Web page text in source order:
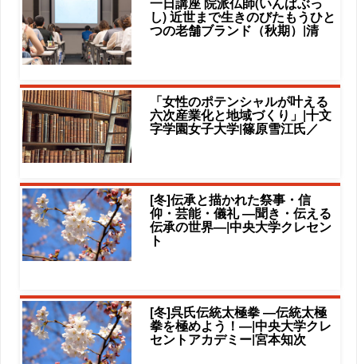
し) 近世まで生きのびたもうひと
つの老舗ブランド（秋期）|清
「女性のポテンシャルが叶える
六次産業化と地域づくり」|十文
字学園女子大学|篠原雪江氏／
[冬]伝承と描かれた祭事・信
仰・芸能・儀礼 ―聞き・伝える
伝承の世界―|中央大学クレセン
ト
[冬]呉氏伝統太極拳 ―伝統太極
拳を極めよう！―|中央大学クレ
セントアカデミー|宮本知次